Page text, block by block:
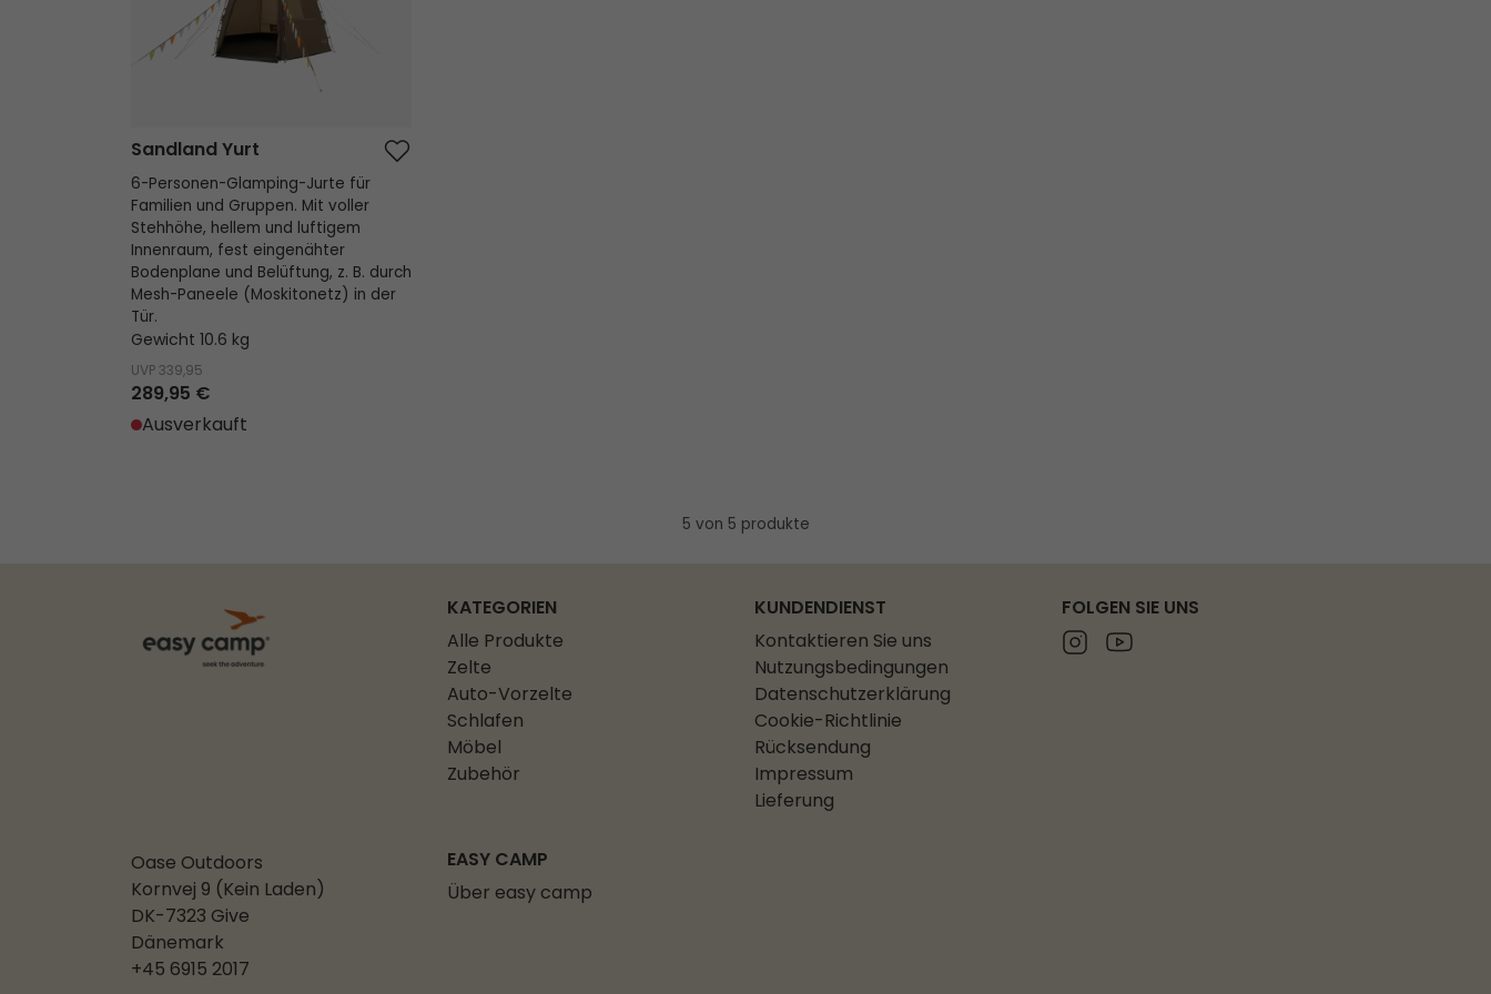
Sandland Yurt
6-Personen-Glamping-Jurte für
Familien und Gruppen. Mit voller
Stehhöhe, hellem und luftigem
Innenraum, fest eingenähter
Bodenplane und Belüftung, z. B. durch
Mesh-Paneele (Moskitonetz) in der
Tür.
Gewicht 10.6 kg
UVP 339,95
289,95 €
Ausverkauft
5 von 5 produkte
KATEGORIEN
Alle Produkte
Zelte
Auto-Vorzelte
Schlafen
Möbel
Zubehör
KUNDENDIENST
Kontaktieren Sie uns
Nutzungsbedingungen
Datenschutzerklärung
Cookie-Richtlinie
Rücksendung
Impressum
Lieferung
FOLGEN SIE UNS
Instagram
Youtube
Oase Outdoors
Kornvej 9 (Kein Laden)
DK-7323 Give
Dänemark
+45 6915 2017
EASY CAMP
Über easy camp